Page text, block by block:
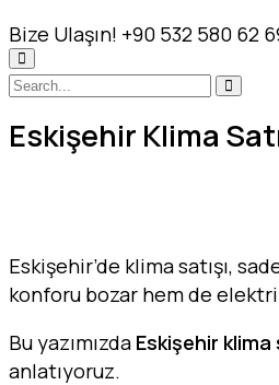
Bize Ulaşın! +90 532 580 62
Eskişehir Klima
Eskişehir’de klima satışı,
konforu bozar hem de
Bu yazımızda Eskişehir klima
anlatıyoruz.